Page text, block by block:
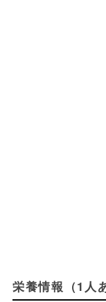
栄養情報（1人